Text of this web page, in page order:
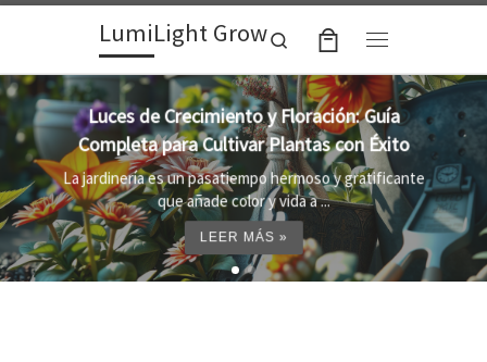
Skip to contentLumiLight Grow
Search
Lámparas para indoor: la clave para un
crecimiento óptimo de tus plantas
Al cultivar plantas en el interior, es importante
proporcionar el entorno adecuado ...
LEER MÁS »